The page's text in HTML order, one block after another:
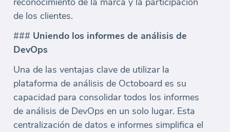
de los clientes.
### Uniendo los informes de análisis de
DevOps
Una de las ventajas clave de utilizar la
plataforma de análisis de Octoboard es su
capacidad para consolidar todos los informes
de análisis de DevOps en un solo lugar. Esta
centralización de datos e informes simplifica el